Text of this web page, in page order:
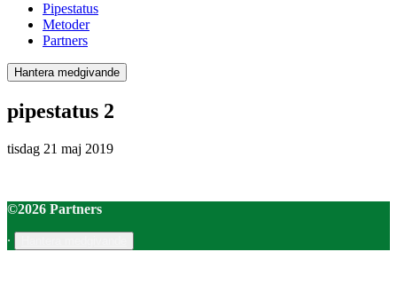
Pipestatus
Metoder
Partners
Hantera medgivande
pipestatus 2
tisdag 21 maj 2019
©2026 Partners
∙